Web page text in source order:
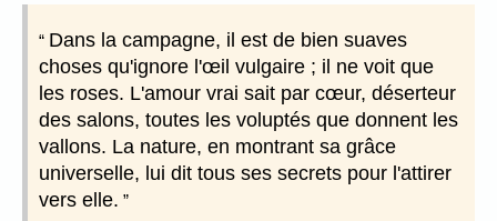
Dans la campagne, il est de bien suaves
choses qu'ignore l'œil vulgaire ; il ne voit que
les roses. L'amour vrai sait par cœur, déserteur
des salons, toutes les voluptés que donnent les
vallons. La nature, en montrant sa grâce
universelle, lui dit tous ses secrets pour l'attirer
vers elle.